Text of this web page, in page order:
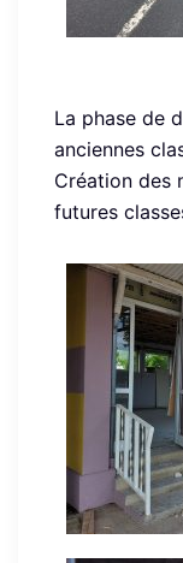
La phase de
anciennes
Création des
futures